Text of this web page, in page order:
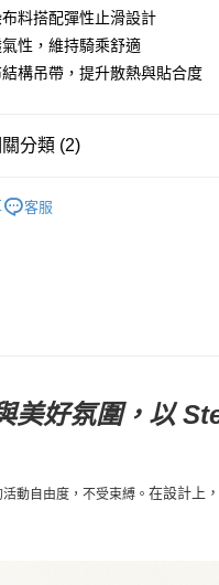
式
店
，滿NT$10,000(含以上)免
，滿NT$10,000(含以上)免
料搭配彈性止滑設計
性，維持騎乘舒適
構吊帶，提升散熱與貼合度
分類 (2)
客服
美好氛圍，以
動自由度，不受束縛。在設計上